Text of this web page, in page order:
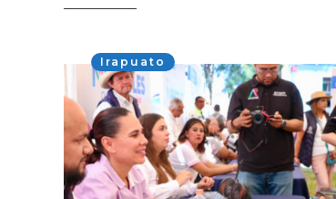
Irapuato